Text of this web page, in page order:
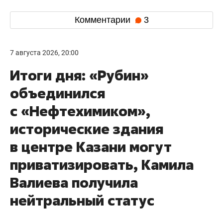
Комментарии 3
7 августа 2026, 20:00
Итоги дня: «Рубин»
объединился
с «Нефтехимиком»,
исторические здания
в центре Казани могут
приватизировать, Камила
Валиева получила
нейтральный статус